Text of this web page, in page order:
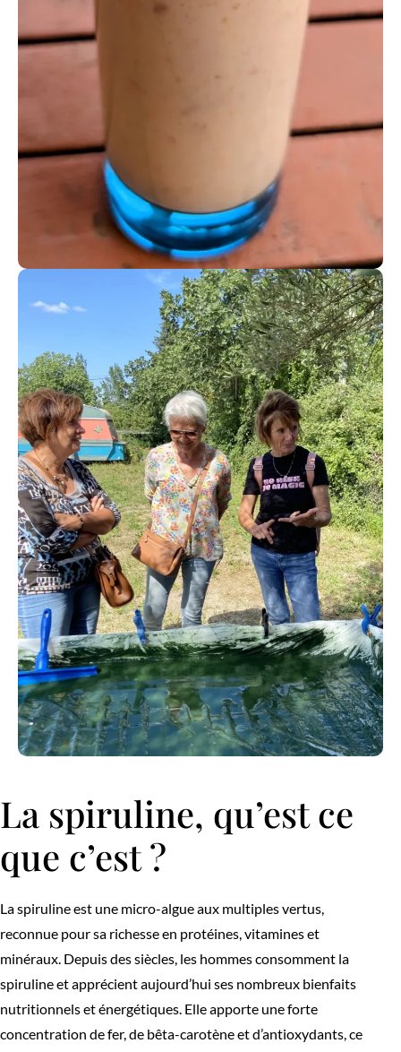
La spiruline, qu’est ce
que c’est ?
La spiruline est une micro-algue aux multiples vertus,
reconnue pour sa richesse en protéines, vitamines et
minéraux. Depuis des siècles, les hommes consomment la
spiruline et apprécient aujourd’hui ses nombreux bienfaits
nutritionnels et énergétiques. Elle apporte une forte
concentration de fer, de bêta-carotène et d’antioxydants, ce